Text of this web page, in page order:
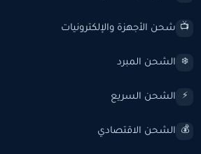
📺 شحن الأجهزة والإلكترونيات
❄️ الشحن المبرد
⚡ الشحن السريع
💰 الشحن الاقتصادي